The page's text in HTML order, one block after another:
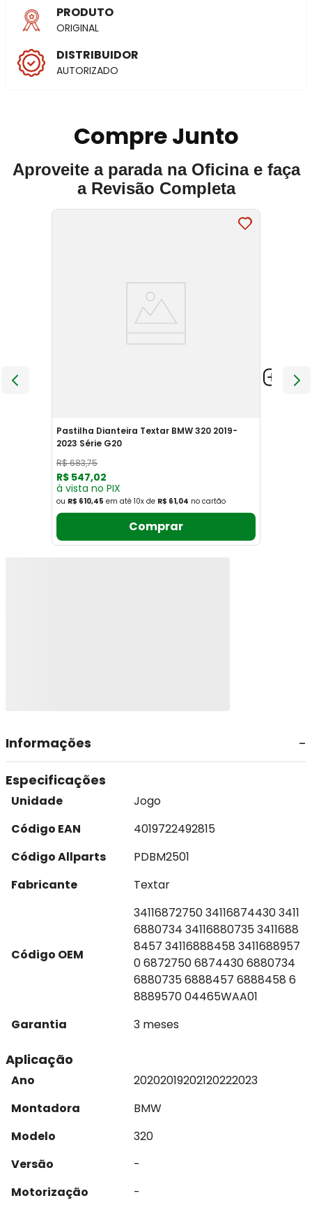
PRODUTO
ORIGINAL
DISTRIBUIDOR
AUTORIZADO
Compre Junto
Aproveite a parada na Oficina e faça
a Revisão Completa
Pastilha Dianteira Textar BMW 320 2019-
2023 Série G20
R$683,75
R$ 547,02
à vista no PIX
ou R$ 610,45 em até 10x de R$ 61,04 no cartão
Comprar
Informações
Especificações
Unidade
Jogo
Código EAN
4019722492815
Código Allparts
PDBM2501
Fabricante
Textar
Código OEM
34116872750 34116874430 3411
6880734 34116880735 3411688
8457 34116888458 3411688957
0 6872750 6874430 6880734
6880735 6888457 6888458 6
8889570 04465WAA01
Garantia
3 meses
Aplicação
Ano 20202019202120222023
Montadora
BMW
Modelo
320
Versão
-
Motorização
-